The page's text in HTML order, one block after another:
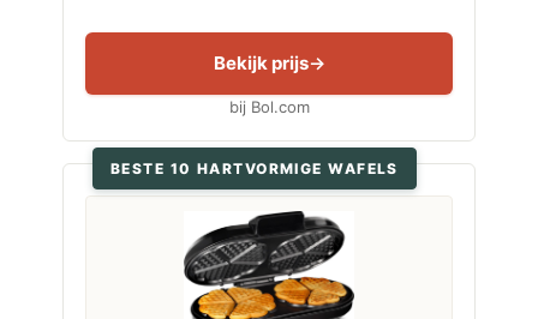
Bekijk prijs
bij Bol.com
BESTE 10 HARTVORMIGE WAFELS